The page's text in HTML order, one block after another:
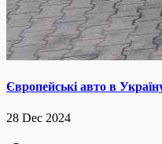
Європейські авто в
28 Dec 2024